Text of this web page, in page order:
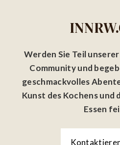
Werden Sie Teil
Community und
geschmackvolles
Kunst des Kochens und
Essen